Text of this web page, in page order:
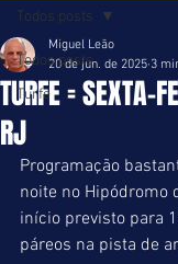
Todos posts
Turfe
Todos posts
TURFE =
RJ
Miguel Leão
20 de jun. de 2025 3
Programação
noite no Hipódromo
início previsto para
páreos na pista de